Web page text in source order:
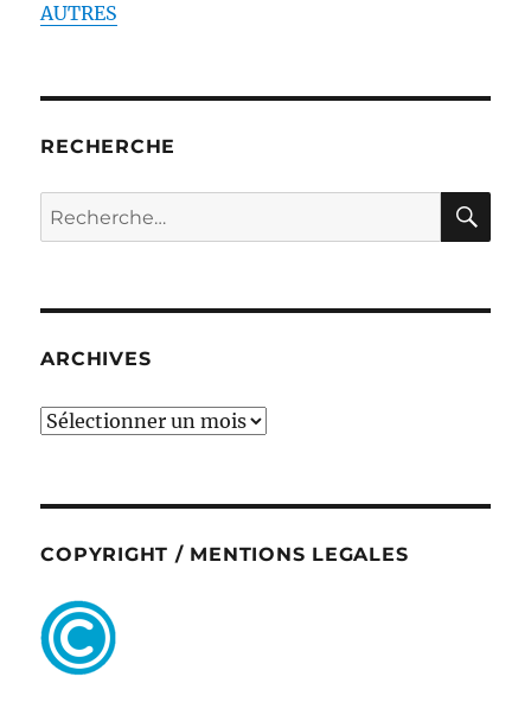
AUTRES
RECHERCHE
Recherche
pour :
ARCHIVES
ARCHIVES
COPYRIGHT / MENTIONS LEGALES